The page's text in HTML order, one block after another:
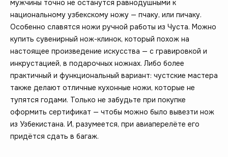
мужчины точно не останутся равнодушными к
национальному узбекскому ножу — пчаку, или пичаку.
Особенно славятся ножи ручной работы из Чуста. Можно
купить сувенирный нож-клинок, который похож на
настоящее произведение искусства — с гравировкой и
инкрустацией, в подарочных ножнах. Либо более
практичный и функциональный вариант: чустские мастера
также делают отличные кухонные ножи, которые не
тупятся годами. Только не забудьте при покупке
оформить сертификат — чтобы можно было вывезти нож
из Узбекистана. И, разумеется, при авиаперелёте его
придётся сдать в багаж.